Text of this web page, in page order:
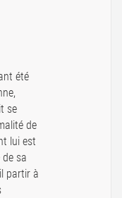
été
se
de
lui est
sa
partir à